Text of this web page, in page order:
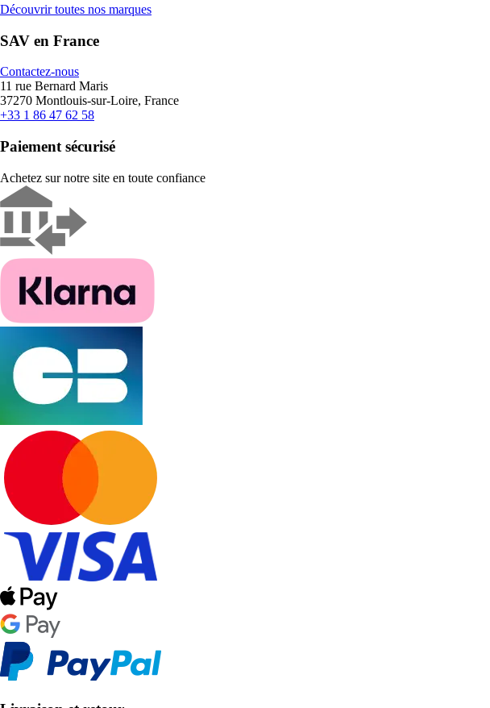
Découvrir toutes nos marques
SAV en France
Contactez-nous
11 rue Bernard Maris
37270 Montlouis-sur-Loire, France
+33 1 86 47 62 58
Paiement sécurisé
Achetez sur notre site en toute confiance